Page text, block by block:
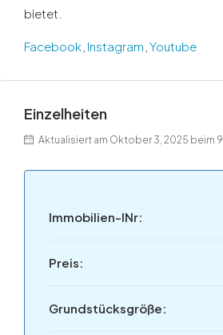
bietet.
Facebook Instagram Youtube
Einzelheiten
Aktualisiert am Oktober 3, 2025 beim
Immobilien-INr:
Preis:
Grundstücksgröße: